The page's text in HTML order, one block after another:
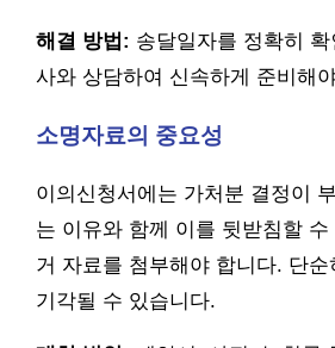
해결 방법: 송달일자를 정확히
사와 상담하여 신속하게 준비해
소명자료의 중요성
이의신청서에는 가처분 결정이
는 이유와 함께 이를 뒷받침할
거 자료를 첨부해야 합니다. 단
기각될 수 있습니다.